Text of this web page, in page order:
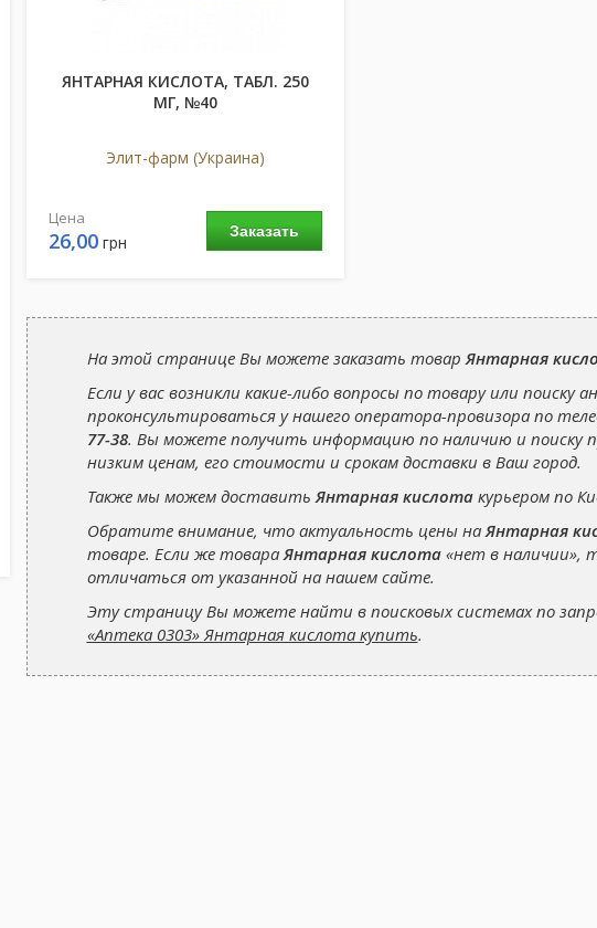
ЯНТАРНАЯ КИСЛОТА, ТАБЛ. 250
МГ, №40
Элит-фарм (Украина)
Заказать
Цена
26,00грн
На этой странице Вы можете заказать товар Янтарная
Если у вас возникли какие-либо вопросы по товару или поиску
проконсультироваться у нашего оператора-провизора по
77-38. Вы можете получить информацию по наличию и поиску
низким ценам, его стоимости и срокам доставки в Ваш город.
Также мы можем доставить Янтарная кислотакурьером по
Обратите внимание, что актуальность цены на Янтарная
товаре. Если же товара Янтарная кислота«нет в наличии»,
отличаться от указанной на нашем сайте.
Эту страницу Вы можете найти в поисковых системах по
«Аптека 0303» Янтарная кислота купить.